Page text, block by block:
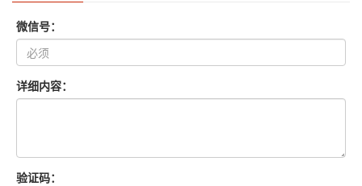
微信号：
详细内容：
验证码：